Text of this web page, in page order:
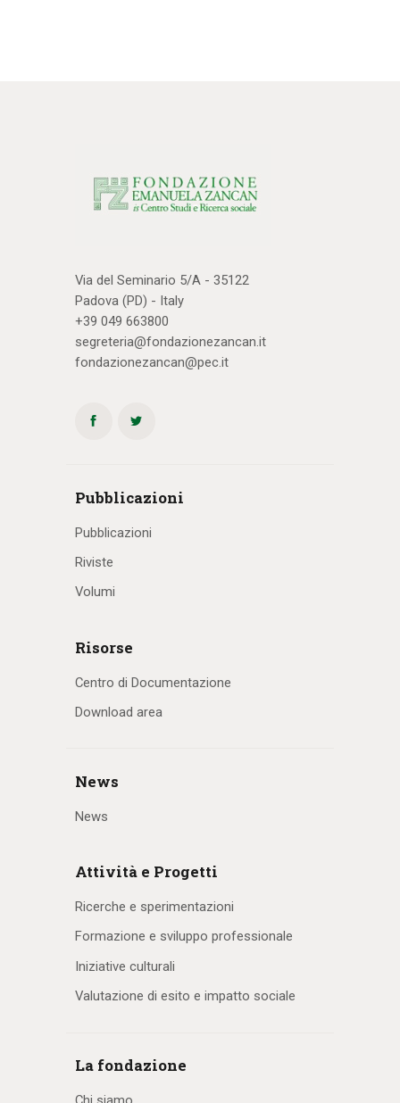
Via del Seminario 5/A - 35122
Padova (PD) - Italy
+39 049 663800
segreteria@fondazionezancan.it
fondazionezancan@pec.it
Pubblicazioni
Pubblicazioni
Riviste
Volumi
Risorse
Centro di Documentazione
Download area
News
News
Attività e Progetti
Ricerche e sperimentazioni
Formazione e sviluppo professionale
Iniziative culturali
Valutazione di esito e impatto sociale
La fondazione